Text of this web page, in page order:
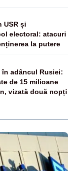
USR și
electoral: atacuri
la putere
adâncul Rusiei:
de 15 milioane
vizată două nopți